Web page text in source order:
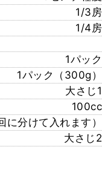
1/3房
1/4房
1パック
1パック（300g）
大さじ1
100cc
分けて入れます）
大さじ2